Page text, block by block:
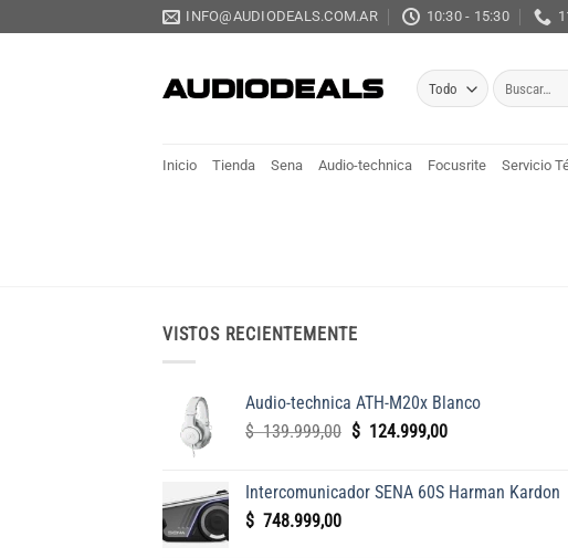
al
INFO@AUDIODEALS.COM.AR 10:30 - 15:30
Buscar
por:
Inicio Tienda Sena Audio-technica Focusrite Servicio
VISTOS RECIENTEMENTE
Audio-technica ATH-M20x Blanco
$139.999,00 El
era:
$ 124.999,00El
es:
Intercomunicador SENA 60S Harman Kardon
$ 748.999,00